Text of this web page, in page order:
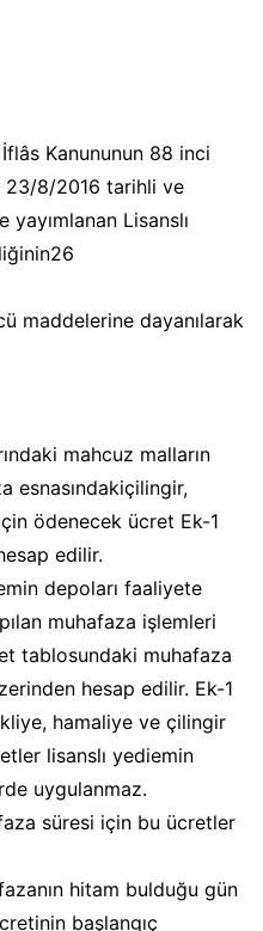
Kanununun 88 inci
23/8/2016 tarihli ve
yayımlanan Lisanslı
maddelerine dayanılarak
mahcuz malların
esnasındakiçilingir,
ödenecek ücret Ek-1
edilir.
depoları faaliyete
muhafaza işlemleri
tablosundaki muhafaza
hesap edilir. Ek-1
hamaliye ve çilingir
lisanslı yediemin
uygulanmaz.
süresi için bu ücretler
hitam bulduğu gün
başlangıç